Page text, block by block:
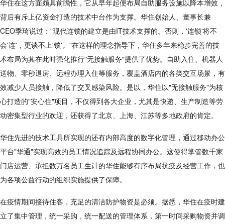
华住在这方面颇具前瞻性，它从早年起便布局自助服务设施以降本增效，
背后有斥上亿资金打造的技术中台作为支撑。华住创始人、董事长兼
CEO季琦说过："现代连锁的建立是由IT技术支撑的。否则，'连锁'将不
会'连'，更谈不上'锁'。"在这样的理念指导下，华住多年来稳步完善的技
术布局为其在此时强化推行"无接触服务"提供了优势。自助入住、机器人
送物、零秒退房、远程办理入住等服务，覆盖酒店内的各类交互场景，有
效减少人员接触，降低了交叉感染风险。是以，华住以"无接触服务"为核
心打造的"安心住"项目，不仅得到各大企业，尤其是快递、生产制造等劳
动密集型行业的欢迎，还获得了北京、上海、江苏等多地政府的肯定。
华住先进的技术工具所实现的还有内部高度的数字化管理，通过移动办公
平台"华通"实现高效的员工情况追踪及远程协同办公。这使得掌管数千家
门店运营、承担数万名员工生计的华住能够有序布局抗疫及经营工作，也
为各项公益行动的组织实施提供了保障。
在疫情期间接待住客，充足的清洁防护物资是必须。据悉，华住在疫时建
立了集中管理，统一采购，统一配送的管理体系，第一时间采购物资并调